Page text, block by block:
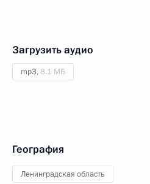
Загрузить аудио
mp3,8.1 МБ
География
Ленинградская область